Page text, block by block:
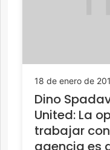
18 de enero de
Dino
United: La
trabajar
agencia es